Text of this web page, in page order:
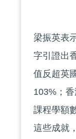
梁振英表
字引證出
值反超英
103%；
課程學額
這些成就